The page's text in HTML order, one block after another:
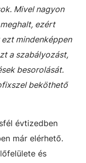
Mivel nagyon
ezért
mindenképpen
a szabályozást,
besorolását.
beköthető
évtizedben
már elérhető.
és